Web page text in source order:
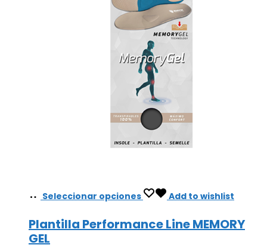
Seleccionar opciones Add to wishlist
Plantilla Performance Line MEMORY
GEL